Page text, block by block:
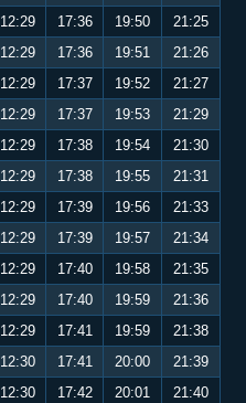
12:29 17:36 19:50
21:25
12:29 17:36 19:51
21:26
12:29 17:37 19:52
21:27
12:29 17:37 19:53
21:29
12:29 17:38 19:54
21:30
12:29 17:38 19:55
21:31
12:29 17:39 19:56
21:33
12:29 17:39 19:57
21:34
12:29 17:40 19:58
21:35
12:29 17:40 19:59
21:36
12:29 17:41 19:59
21:38
12:30 17:41 20:00
21:39
12:30 17:42 20:01
21:40